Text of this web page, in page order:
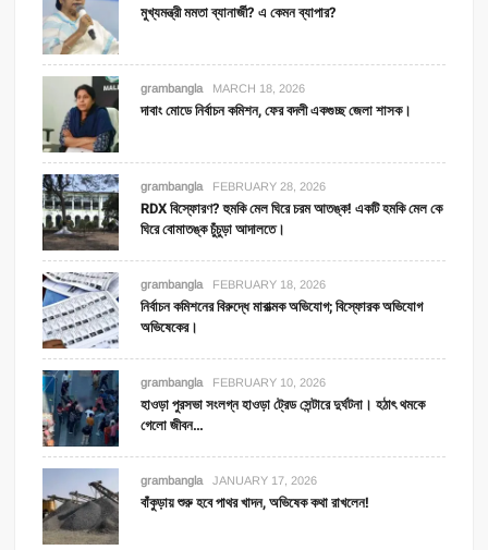
মুখ্যমন্ত্রী মমতা ব্যানার্জী? এ কেমন ব্যাপার?
grambangla MARCH 18, 2026
দাবাং মোডে নির্বাচন কমিশন, ফের বদলী একগুচ্ছ জেলা শাসক।
grambangla FEBRUARY 28, 2026
RDX বিস্ফোরণ? হুমকি মেল ঘিরে চরম আতঙ্ক! একটি হমকি মেল কে
ঘিরে বোমাতঙ্ক চুঁচুড়া আদালতে।
grambangla FEBRUARY 18, 2026
নির্বাচন কমিশনের বিরুদ্ধে মারাত্মক অভিযোগ; বিস্ফোরক অভিযোগ
অভিষেকের।
grambangla FEBRUARY 10, 2026
হাওড়া পুরসভা সংলগ্ন হাওড়া ট্রেড সেন্টারে দুর্ঘটনা। হঠাৎ থমকে
গেলো জীবন…
grambangla JANUARY 17, 2026
বাঁকুড়ায় শুরু হবে পাথর খাদন, অভিষেক কথা রাখলেন!